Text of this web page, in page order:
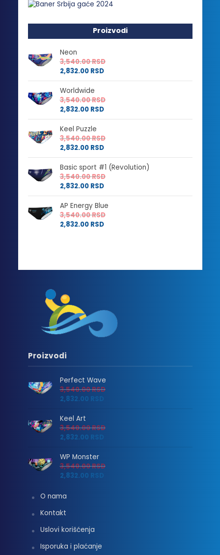
Proizvodi
Neon
3,540.00RSD
2,832.00 RSD
Worldwide
3,540.00RSD
2,832.00 RSD
Keel Puzzle
3,540.00RSD
2,832.00 RSD
Basic sport #1 (Revolution)
3,540.00RSD
2,832.00 RSD
AP Energy Blue
3,540.00RSD
2,832.00 RSD
Proizvodi
Perfect Wave
3,540.00RSD
2,832.00 RSD
Keel Art
3,540.00RSD
2,832.00 RSD
WP Monster
3,540.00RSD
2,832.00 RSD
O nama
Kontakt
Uslovi korišćenja
Isporuka i plaćanje